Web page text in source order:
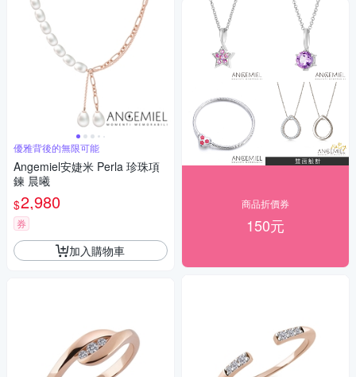
優雅背後的無限可能
Angemiel安婕米 Perla 珍珠項
鍊 晨曦
$2,980
券
加入購物車
商品折價券
150元